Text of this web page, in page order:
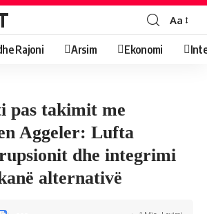
Aa
Rajoni Arsim Ekonomi
pas takimit me
Aggeler: Lufta
dhe integrimi
alternativë